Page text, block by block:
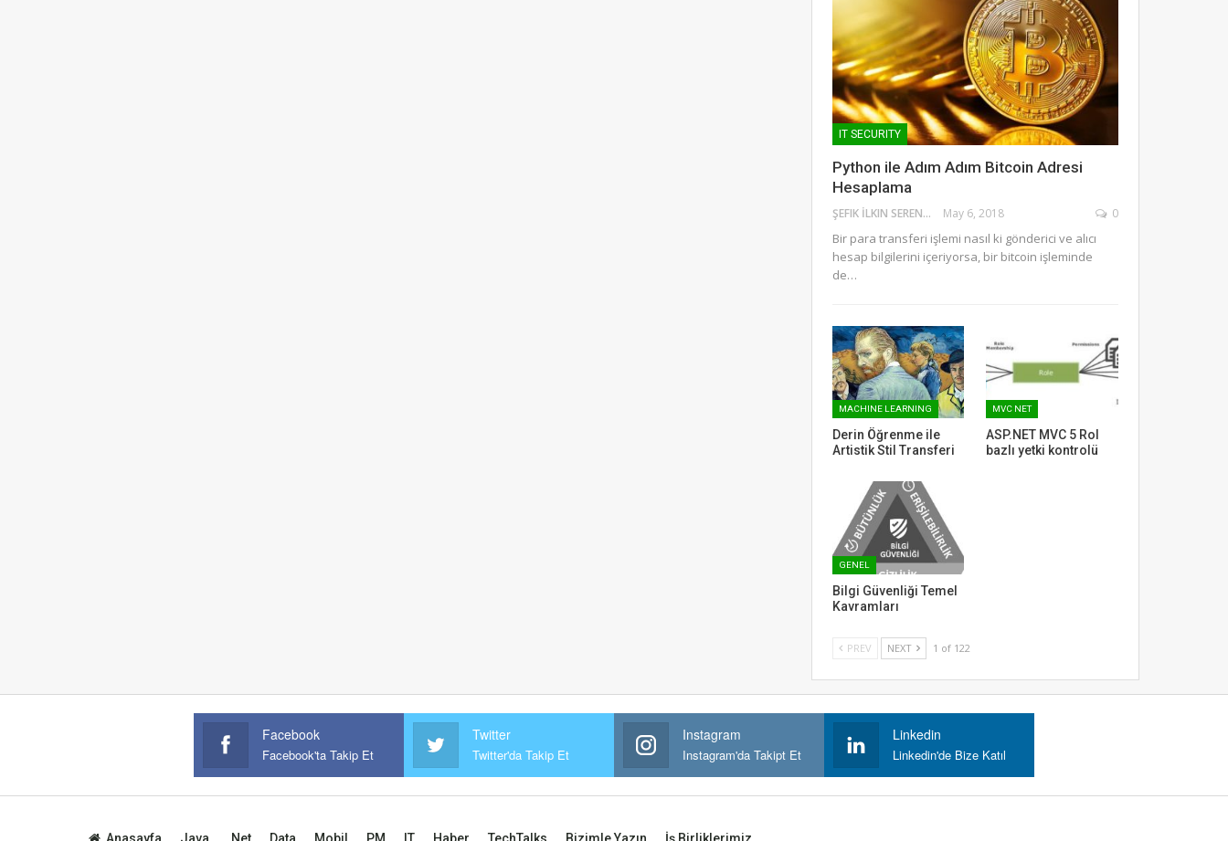
IT SECURITY
Python ile Adım Adım Bitcoin Adresi
Hesaplama
ŞEFIK İLKIN SERENGIL May 6, 2018 0
Bir para transferi işlemi nasıl ki gönderici ve alıcı
hesap bilgilerini içeriyorsa, bir bitcoin işleminde
de…
MACHINE LEARNING
Derin Öğrenme ile
Artistik Stil Transferi
MVC NET
ASP.NET MVC 5 Rol
bazlı yetki kontrolü
GENEL
Bilgi Güvenliği Temel
Kavramları
PREV NEXT 1 of 122
Facebook
Facebook'ta Takip Et
Twitter
Twitter'da Takip Et
Instagram
Instagram'da Takipt Et
Linkedin
Linkedin'de Bize Katıl
Anasayfa Java .Net Data Mobil PM IT Haber TechTalks Bizimle Yazın İş Birliklerimiz